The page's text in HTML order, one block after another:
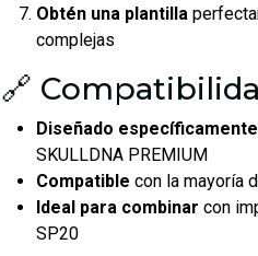
Obtén una plantilla
complejas
🔗
Diseñado específicamente
SKULLDNA PREMIUM
Compatible con la mayoría
Ideal para combinar con
SP20